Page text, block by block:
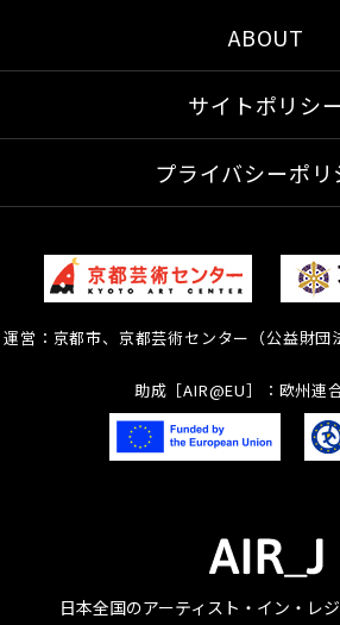
ABOUT
サイトポリシ
プライバシーポリ
運営：京都市、京都芸術センター（公益財団
助成［AIR@EU］：欧州連合
日本全国のアーティスト・イン・レ